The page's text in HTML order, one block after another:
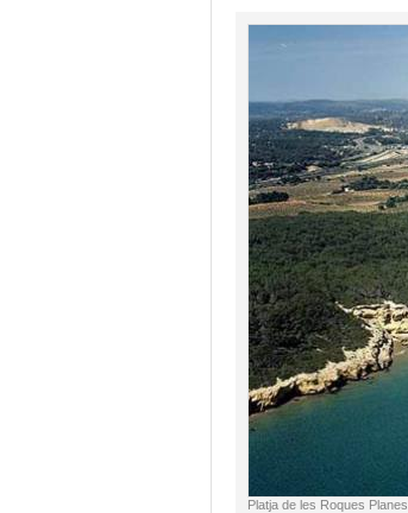
Platja de les Roques Planes